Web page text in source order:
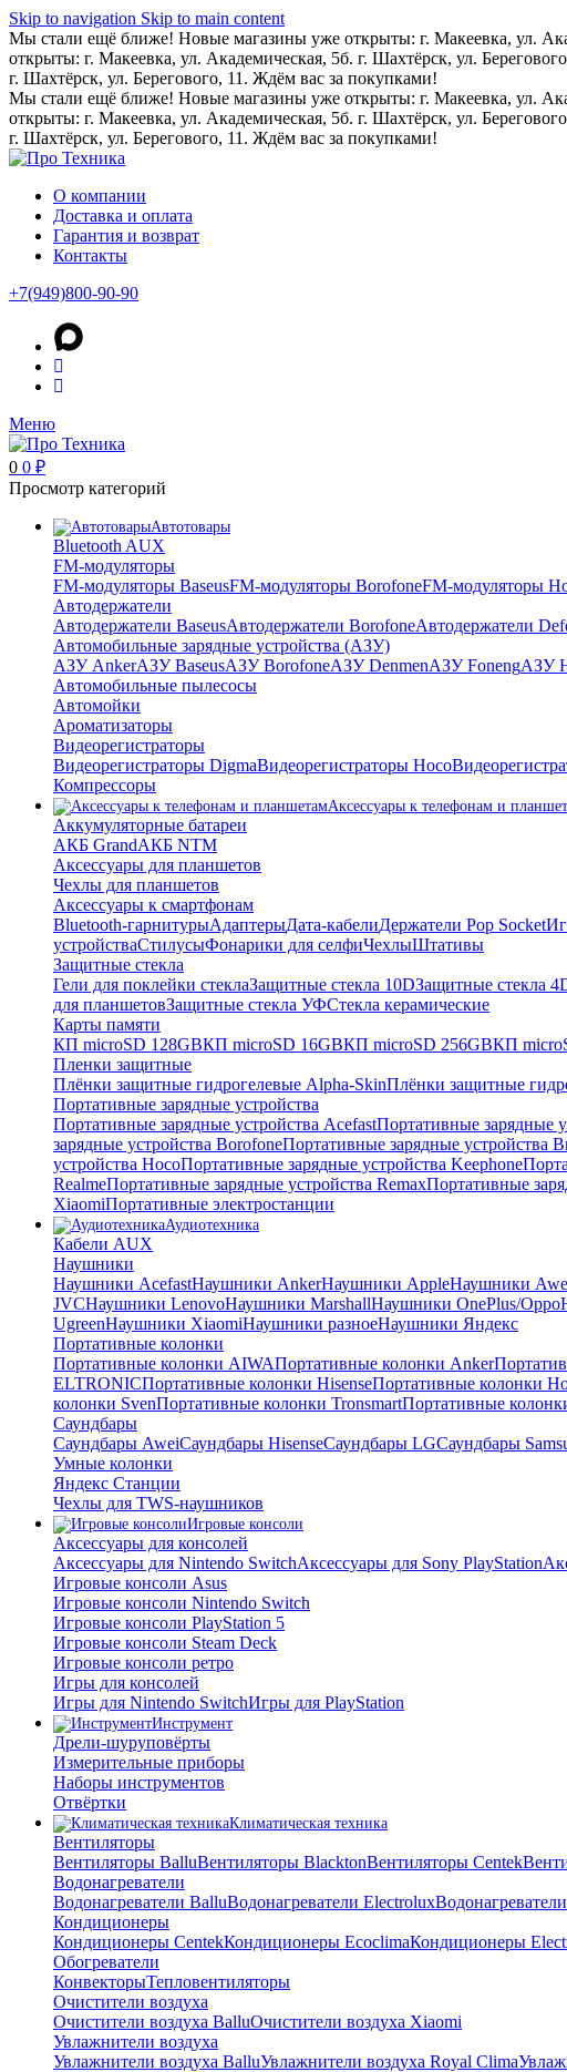
Skip to navigation Skip to main content
Мы стали ещё ближе! Новые магазины уже открыты: г. Макеевка, ул.
открыты: г. Макеевка, ул. Академическая, 5б. г. Шахтёрск, ул.
г. Шахтёрск, ул. Берегового, 11. Ждём вас за покупками!
Мы стали ещё ближе! Новые магазины уже открыты: г. Макеевка, ул.
открыты: г. Макеевка, ул. Академическая, 5б. г. Шахтёрск, ул.
г. Шахтёрск, ул. Берегового, 11. Ждём вас за покупками!
О компании
Доставка и оплата
Гарантия и возврат
Контакты
+7(949)800-90-90
Меню
0 0 ₽
Просмотр категорий
Автотовары
Bluetooth AUX
FM-модуляторы
FM-модуляторы BaseusFM-модуляторы BorofoneFM-модуляторы
Автодержатели
Автодержатели BaseusАвтодержатели BorofoneАвтодержатели
Автомобильные зарядные устройства (АЗУ)
АЗУ AnkerАЗУ BaseusАЗУ BorofoneАЗУ DenmenАЗУ FonengАЗУ
Автомобильные пылесосы
Автомойки
Ароматизаторы
Видеорегистраторы
Видеорегистраторы DigmaВидеорегистраторы Hoco
Компрессоры
Аксессуары к телефонам и
Аккумуляторные батареи
АКБ GrandАКБ NTM
Аксессуары для планшетов
Чехлы для планшетов
Аксессуары к смартфонам
Bluetooth-гарнитурыАдаптерыДата-кабелиДержатели Pop Socket
устройстваСтилусыФонарики для селфиЧехлыШтативы
Защитные стекла
Гели для поклейки стеклаЗащитные стекла 10DЗащитные стекла
для планшетовЗащитные стекла УФСтекла керамические
Карты памяти
КП microSD 128GBКП microSD 16GBКП microSD 256GBКП
Пленки защитные
Плёнки защитные гидрогелевые Alpha-SkinПлёнки защитные
Портативные зарядные устройства
Портативные зарядные устройства AcefastПортативные зарядные
зарядные устройства BorofoneПортативные зарядные устройства
устройства HocoПортативные зарядные устройства Keephone
RealmeПортативные зарядные устройства RemaxПортативные
XiaomiПортативные электростанции
Аудиотехника
Кабели AUX
Наушники
Наушники AcefastНаушники AnkerНаушники AppleНаушники
JVCНаушники LenovoНаушники MarshallНаушники OnePlus/Oppo
UgreenНаушники XiaomiНаушники разноеНаушники Яндекс
Портативные колонки
Портативные колонки AIWAПортативные колонки Anker
ELTRONICПортативные колонки HisenseПортативные колонки
колонки SvenПортативные колонки TronsmartПортативные
Саундбары
Саундбары AweiСаундбары HisenseСаундбары LGСаундбары
Умные колонки
Яндекс Станции
Чехлы для TWS-наушников
Игровые консоли
Аксессуары для консолей
Аксессуары для Nintendo SwitchАксессуары для Sony PlayStation
Игровые консоли Asus
Игровые консоли Nintendo Switch
Игровые консоли PlayStation 5
Игровые консоли Steam Deck
Игровые консоли ретро
Игры для консолей
Игры для Nintendo SwitchИгры для PlayStation
Инструмент
Дрели-шуруповёрты
Измерительные приборы
Наборы инструментов
Отвёртки
Климатическая техника
Вентиляторы
Вентиляторы BalluВентиляторы BlacktonВентиляторы Centek
Водонагреватели
Водонагреватели BalluВодонагреватели Electrolux
Кондиционеры
Кондиционеры CentekКондиционеры EcoclimaКондиционеры
Обогреватели
КонвекторыТепловентиляторы
Очистители воздуха
Очистители воздуха BalluОчистители воздуха Xiaomi
Увлажнители воздуха
Увлажнители воздуха BalluУвлажнители воздуха Royal Clima